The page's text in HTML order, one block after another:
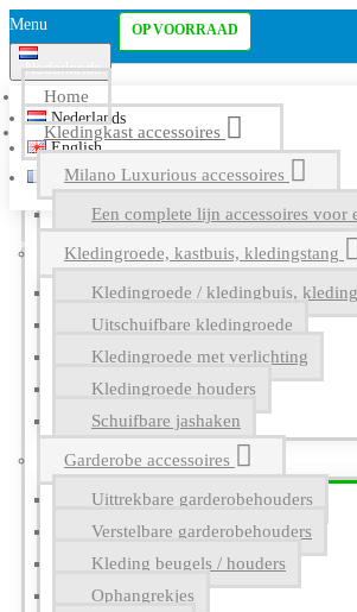
Menu
Nederlands
Nederlands
English
Français
Home
Kledingkast accessoires
Milano Luxurious accessoires
Een complete lijn accessoires
Kledingroede, kastbuis, kledingstang
Kledingroede / kledingbuis,
Uitschuifbare kledingroede
Kledingroede met verlichting
Kledingroede houders
Schuifbare jashaken
Garderobe accessoires
Uittrekbare garderobehouders
Verstelbare garderobehouders
Kleding beugels / houders
Ophangrekjes
OP VOORRAAD